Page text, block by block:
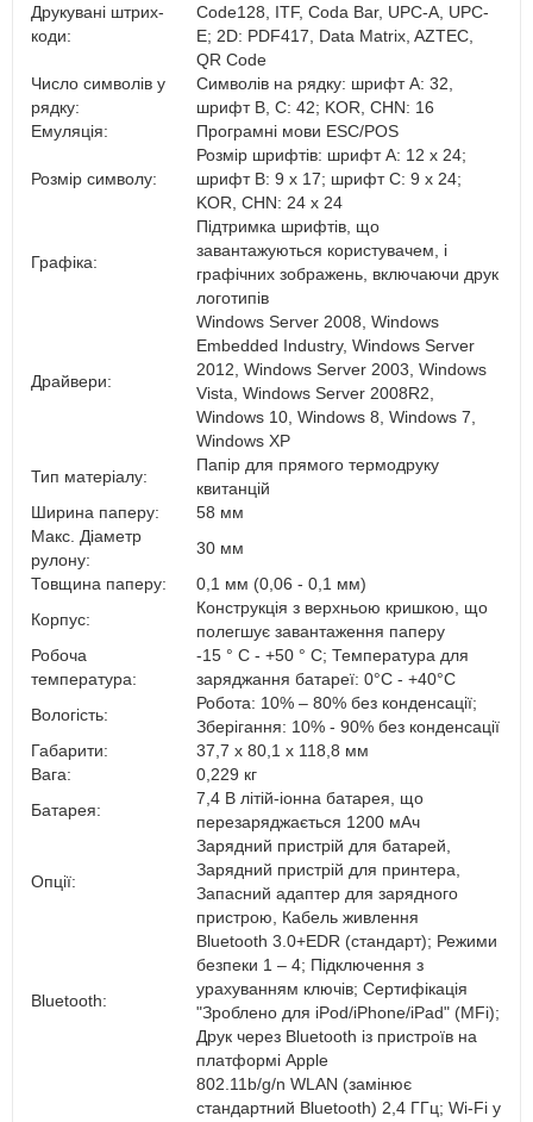
Друкувані штрих-
коди:
Code128, ITF, Coda Bar, UPC-A, UPC-
E; 2D: PDF417, Data Matrix, AZTEC,
QR Code
Число символів у
рядку:
Символів на рядку: шрифт A: 32,
шрифт B, C: 42; KOR, CHN: 16
Емуляція:
Програмні мови ESC/POS
Розмір символу:
Розмір шрифтів: шрифт A: 12 x 24;
шрифт B: 9 x 17; шрифт C: 9 x 24;
KOR, CHN: 24 x 24
Графіка:
Підтримка шрифтів, що
завантажуються користувачем, і
графічних зображень, включаючи друк
логотипів
Драйвери:
Windows Server 2008, Windows
Embedded Industry, Windows Server
2012, Windows Server 2003, Windows
Vista, Windows Server 2008R2,
Windows 10, Windows 8, Windows 7,
Windows XP
Тип матеріалу:
Папір для прямого термодруку
квитанцій
Ширина паперу:
58 мм
Макс. Діаметр
рулону:
30 мм
Товщина паперу:
0,1 мм (0,06 - 0,1 мм)
Корпус:
Конструкція з верхньою кришкою, що
полегшує завантаження паперу
Робоча
температура:
-15 ° C - +50 ° C; Температура для
заряджання батареї: 0°C - +40°C
Вологість:
Робота: 10% – 80% без конденсації;
Зберігання: 10% - 90% без конденсації
Габарити:
37,7 х 80,1 х 118,8 мм
Вага:
0,229 кг
Батарея:
7,4 В літій-іонна батарея, що
перезаряджається 1200 мАч
Опції:
Зарядний пристрій для батарей,
Зарядний пристрій для принтера,
Запасний адаптер для зарядного
пристрою, Кабель живлення
Bluetooth:
Bluetooth 3.0+EDR (стандарт); Режими
безпеки 1 – 4; Підключення з
урахуванням ключів; Сертифікація
"Зроблено для iPod/iPhone/iPad" (MFi);
Друк через Bluetooth із пристроїв на
платформі Apple
802.11b/g/n WLAN (замінює
стандартний Bluetooth) 2,4 ГГц; Wi-Fi у